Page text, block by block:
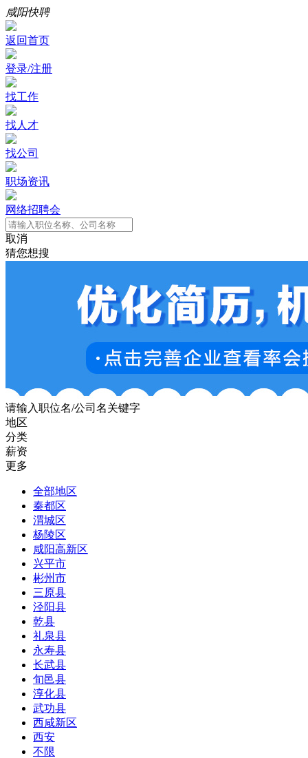
咸阳快聘
返回首页
登录/注册
找工作
找人才
找公司
职场资讯
网络招聘会
取消
猜您想搜
请输入职位名/公司名关键字
地区
分类
薪资
更多
全部地区
秦都区
渭城区
杨陵区
咸阳高新区
兴平市
彬州市
三原县
泾阳县
乾县
礼泉县
永寿县
长武县
旬邑县
淳化县
武功县
西咸新区
西安
不限